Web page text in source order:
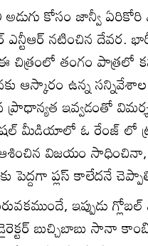
కోసం జాన్వీ ఏరికోరి
ఎన్టీఆర్ నటించిన దేవర.
చిత్రంలో తంగం పాత్రలో
ఆస్కారం ఉన్న
ప్రాధాన్యత ఇవ్వడంతో
మీడియాలో ఓ రేంజ్ లో
విజయం సాధించినా,
పెద్దగా ప్లస్ కాలేదనే
ఇప్పుడు
బుచ్చిబాబు సానా